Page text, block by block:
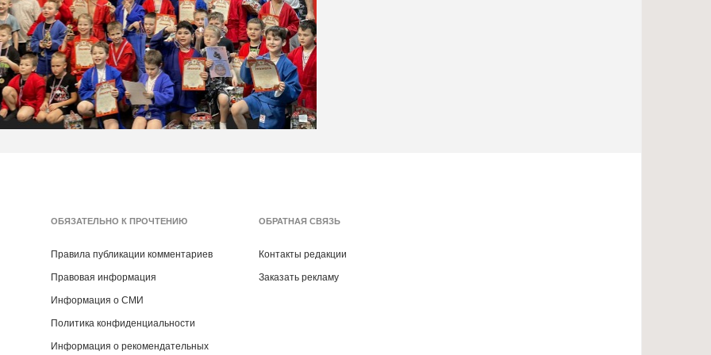
ОБЯЗАТЕЛЬНО К ПРОЧТЕНИЮ
Правила публикации комментариев
Правовая информация
Информация о СМИ
Политика конфиденциальности
Информация о рекомендательных
ОБРАТНАЯ СВЯЗЬ
Контакты редакции
Заказать рекламу